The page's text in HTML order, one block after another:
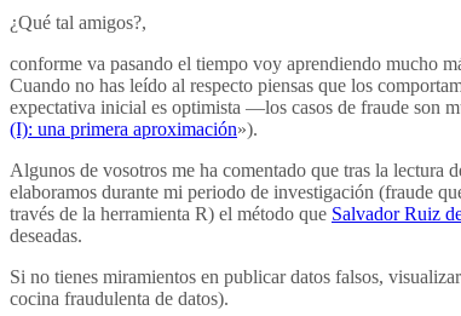
¿Qué tal amigos?,
conforme va pasando el tiempo voy aprendiendo mucho
Cuando no has leído al respecto piensas que los
expectativa inicial es optimista —los casos de fraude son
(I): una primera aproximación»).
Algunos de vosotros me ha comentado que tras la lectura
elaboramos durante mi periodo de investigación (fraude
través de la herramienta R) el método que Salvador Ruiz
deseadas.
Si no tienes miramientos en publicar datos falsos,
cocina fraudulenta de datos).